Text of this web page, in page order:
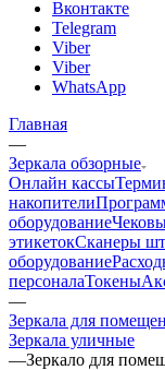
Вконтакте
Telegram
Viber
Viber
WhatsApp
Главная
—
Зеркала обзорные
Онлайн кассы
накопители
оборудование
этикетокСканеры
оборудование
персоналаТокены
—
Зеркала для
Зеркала уличные
—Зеркало для